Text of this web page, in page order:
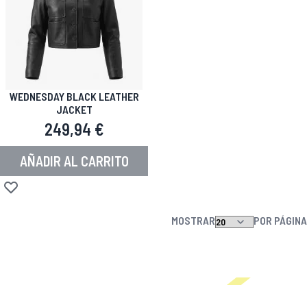
WEDNESDAY BLACK LEATHER
JACKET
249,94 €
AÑADIR AL CARRITO
Añadir a la Lista de Deseos
MOSTRAR POR PÁGINA